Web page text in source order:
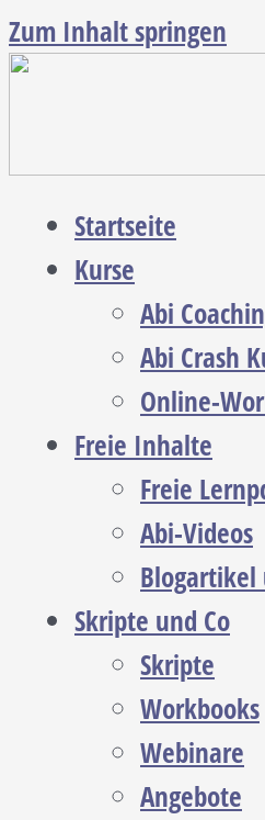
Zum Inhalt springen
Startseite
Kurse
Abi
Abi Crash
Online-
Freie Inhalte
Freie
Abi-Videos
Blogartikel
Skripte und Co
Skripte
Workbooks
Webinare
Angebote